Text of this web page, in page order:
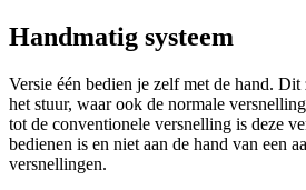
Handmatig systeem
Versie één bedien je zelf met de hand.
het stuur, waar ook de normale
tot de conventionele versnelling is deze
bedienen is en niet aan de hand van een
versnellingen.